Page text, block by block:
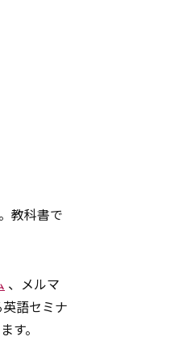
教科書で
、メルマ
語セミナ
す。